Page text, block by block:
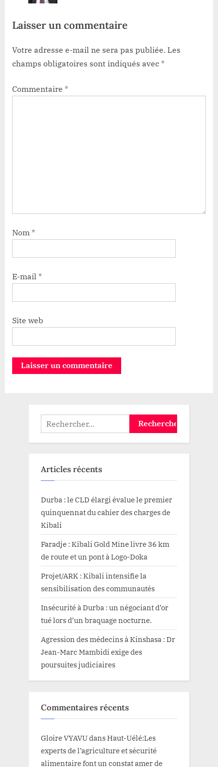
Laisser un commentaire
Votre adresse e-mail ne sera pas publiée. Les
champs obligatoires sont indiqués avec *
Commentaire *
Nom *
E-mail *
Site web
Rechercher :
Articles récents
Durba : le CLD élargi évalue le premier
quinquennat du cahier des charges de
Kibali
Faradje : Kibali Gold Mine livre 36 km
de route et un pont à Logo-Doka
Projet/ARK : Kibali intensifie la
sensibilisation des communautés
Insécurité à Durba : un négociant d’or
tué lors d’un braquage nocturne.
Agression des médecins à Kinshasa : Dr
Jean-Marc Mambidi exige des
poursuites judiciaires
Commentaires récents
Gloire VYAVUdansHaut-Uélé:Les
experts de l’agriculture et sécurité
alimentaire font un constat amer de